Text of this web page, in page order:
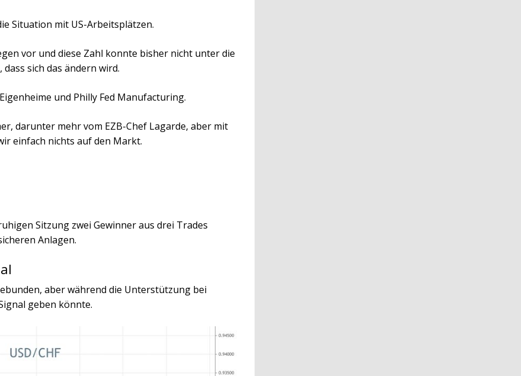
Situation mit US-Arbeitsplätzen.
vor und diese Zahl konnte bisher nicht unter die
sich das ändern wird.
und Philly Fed Manufacturing.
darunter mehr vom EZB-Chef Lagarde, aber mit
einfach nichts auf den Markt.
Sitzung zwei Gewinner aus drei Trades
Anlagen.
aber während die Unterstützung bei
geben könnte.